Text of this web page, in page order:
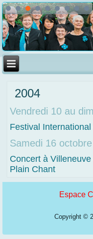
2004
Vendredi 10 au
Festival
Samedi 16
Concert à
Plain Chant
Espace
Copyright ©